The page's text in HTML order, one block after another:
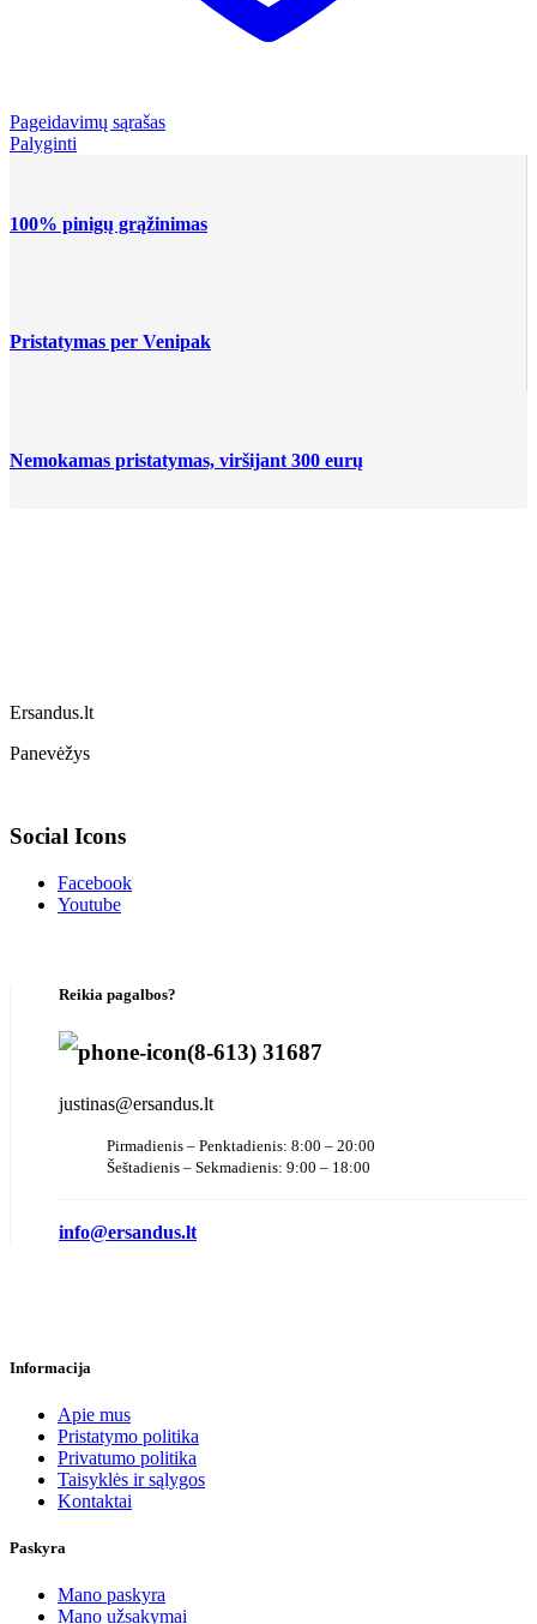
Pageidavimų sąrašas
Palyginti
100% pinigų grąžinimas
Pristatymas per Venipak
Nemokamas pristatymas, viršijant 300 eurų
Ersandus.lt
Panevėžys
Social Icons
Facebook
Youtube
Reikia pagalbos?
(8-613) 31687
justinas@ersandus.lt
Pirmadienis – Penktadienis: 8:00 – 20:00
Šeštadienis – Sekmadienis: 9:00 – 18:00
info@ersandus.lt
Informacija
Apie mus
Pristatymo politika
Privatumo politika
Taisyklės ir sąlygos
Kontaktai
Paskyra
Mano paskyra
Mano užsakymai